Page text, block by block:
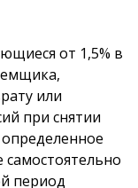
от 1,5% в
или
при снятии
период